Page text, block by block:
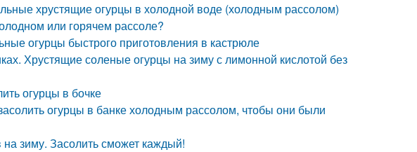
хрустящие огурцы в холодной воде (холодным рассолом)
или горячем рассоле?
огурцы быстрого приготовления в кастрюле
Хрустящие соленые огурцы на зиму с лимонной кислотой без
огурцы в бочке
огурцы в банке холодным рассолом, чтобы они были
на зиму. Засолить сможет каждый!